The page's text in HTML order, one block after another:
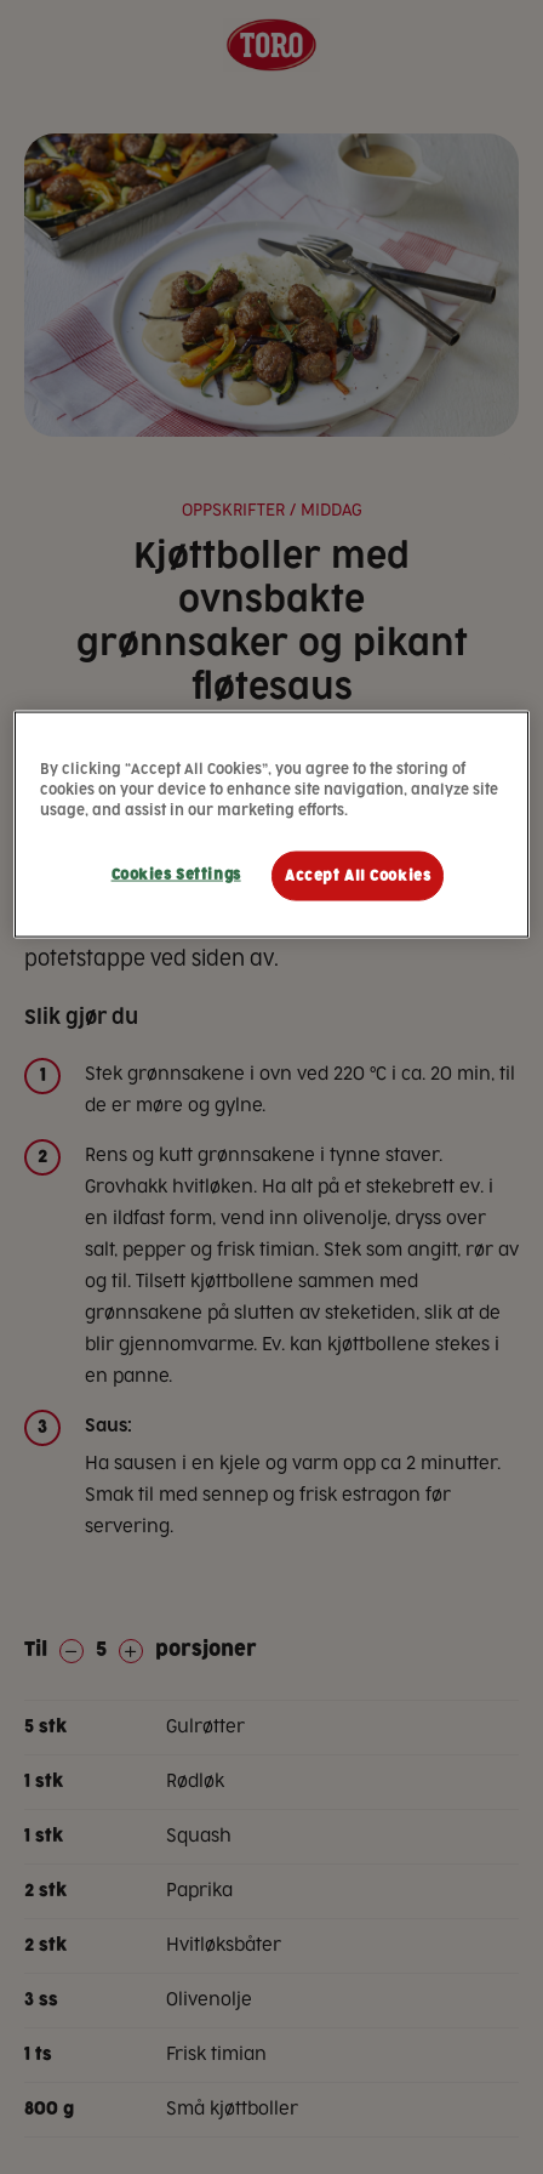
OPPSKRIFTER/ MIDDAG
Kjøttboller med
ovnsbakte
grønnsaker og pikant
fløtesaus
Til 5 porsjoner
5 stk gulrøtter
1 stk rødløk
1 stk squash
2 stk paprika
2 stk hvitløksbåter
3 ss olivenolje
1 ts frisk timian
800 g små kjøttboller
Heia ovnsbakte grønnsaker! Det er lett å spise
fem om dagen når grønnsakene blir servert som
dette. Om du ønsker flere varianter kan du tilsette
potetstappe ved siden av.
Slik gjør du
1
Stek grønnsakene i ovn ved 220 °C i ca. 20 min, til
de er møre og gylne.
2
Rens og kutt grønnsakene i tynne staver.
Grovhakk hvitløken. Ha alt på et stekebrett ev. i
en ildfast form, vend inn olivenolje, dryss over
salt, pepper og frisk timian. Stek som angitt, rør av
og til. Tilsett kjøttbollene sammen med
grønnsakene på slutten av steketiden, slik at de
blir gjennomvarme. Ev. kan kjøttbollene stekes i
en panne.
3
Saus:
Ha sausen i en kjele og varm opp ca 2 minutter.
Smak til med sennep og frisk estragon før
servering.
By clicking “Accept All Cookies”, you agree to the storing of
cookies on your device to enhance site navigation, analyze site
usage, and assist in our marketing efforts.
Accept All Cookies
Cookies Settings